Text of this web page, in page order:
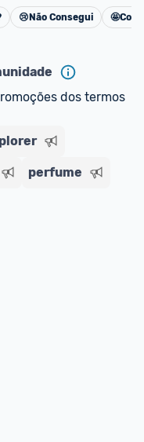
Cancelar
😢 Não Consegui 🤩
dos termos
perfume